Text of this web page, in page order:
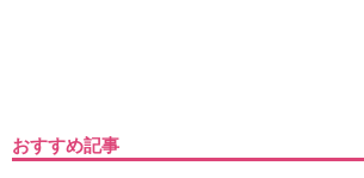
おすすめ記事